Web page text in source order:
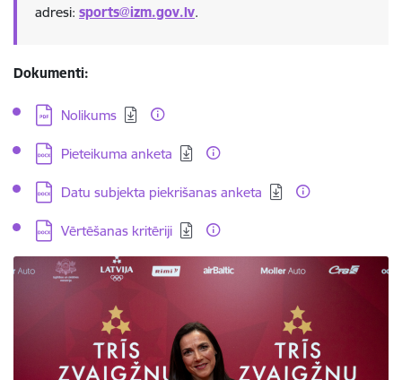
adresi: sports@izm.gov.lv.
Dokumenti:
Lejupielādēt:
Nolikums
Lejupielādēt:
Pieteikuma anketa
Lejupielādēt:
Datu subjekta piekrišanas anketa
Lejupielādēt:
Vērtēšanas kritēriji